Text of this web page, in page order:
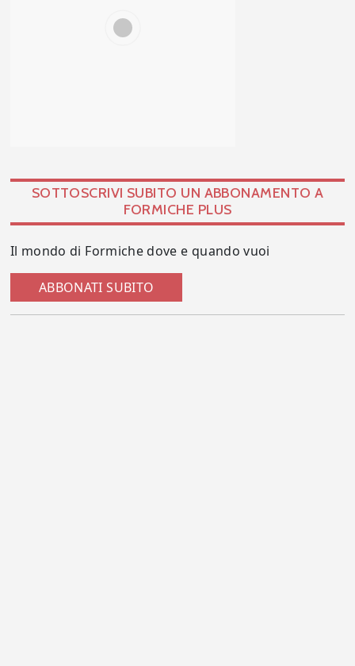
SOTTOSCRIVI SUBITO UN ABBONAMENTO A
FORMICHE PLUS
Il mondo di Formiche dove e quando vuoi
ABBONATI SUBITO